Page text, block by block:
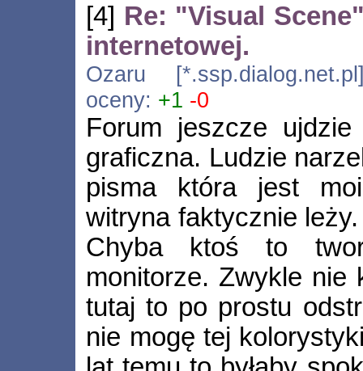
[4] Re: "Visual
internetowej.
Ozaru
oceny: +1 -0
Forum jeszcze
graficzna. Ludzie
pisma która jest
witryna faktycznie
Chyba ktoś to
monitorze. Zwykle nie
tutaj to po prostu
nie mogę tej